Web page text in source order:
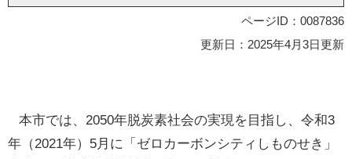
ページID：0087836
更新日：2025年4月3日更新
本市では、2050年脱炭素社会の実現を目指し、令和3
年（2021年）5月に「ゼロカーボンシティしものせき」